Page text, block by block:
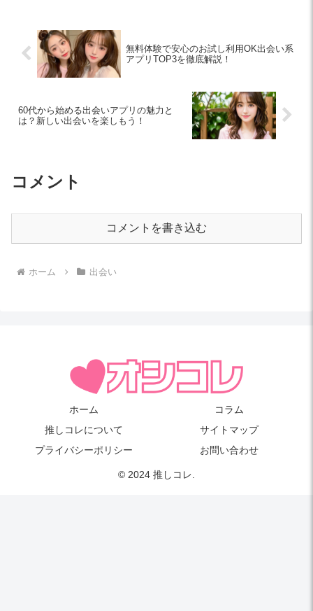
無料体験で安心のお試し利用OK出会い系
アプリTOP3を徹底解説！
60代から始める出会いアプリの魅力と
は？新しい出会いを楽しもう！
コメント
コメントを書き込む
ホーム 出会い
ホーム
コラム
推しコレについて
サイトマップ
プライバシーポリシー
お問い合わせ
© 2024 推しコレ.